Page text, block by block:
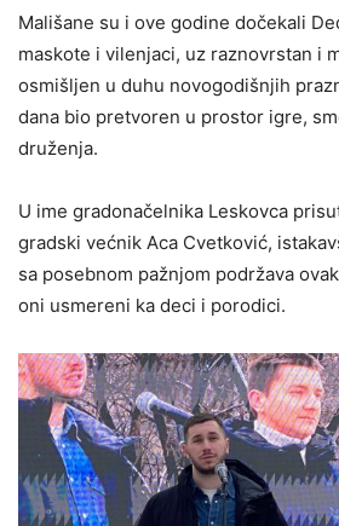
Mališane su i ove godine dočekali
maskote i vilenjaci, uz raznovrstan i
osmišljen u duhu novogodišnjih
dana bio pretvoren u prostor igre,
druženja.
U ime gradonačelnika Leskovca
gradski većnik Aca Cvetković,
sa posebnom pažnjom podržava
oni usmereni ka deci i porodici.